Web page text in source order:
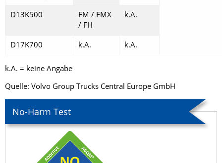
No-Harm Test
D13K500
FM / FMX
/ FH
k.A.
D17K700 k.A. k.A.
k.A. = keine Angabe
Quelle: Volvo Group Trucks Central Europe GmbH